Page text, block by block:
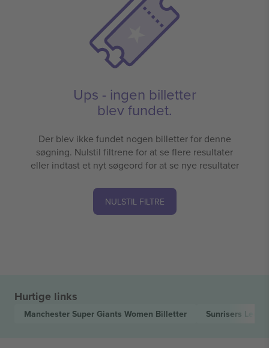
Ups - ingen billetter
blev fundet.
Der blev ikke fundet nogen billetter for denne
søgning. Nulstil filtrene for at se flere resultater
eller indtast et nyt søgeord for at se nye resultater
NULSTIL FILTRE
Hurtige links
Manchester Super Giants Women Billetter Sunrisers